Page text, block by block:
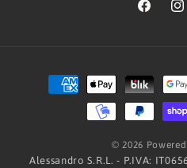
Facebook
di
© 2026
Alessandro S.R.L. - P.IVA: